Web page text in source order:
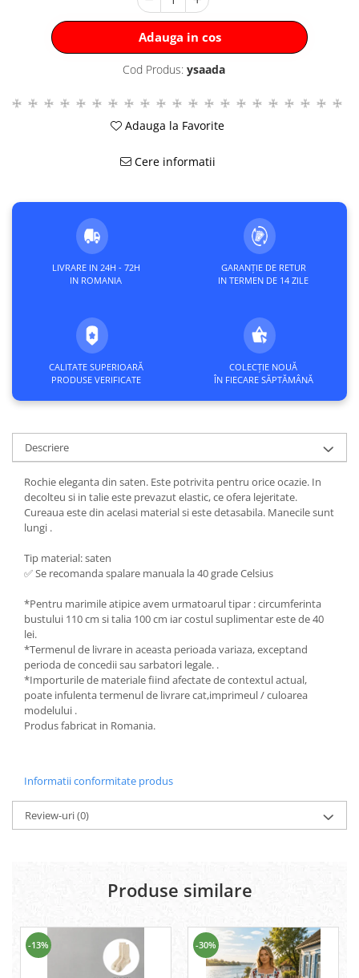
Adauga in cos
Cod Produs: ysaada
Adauga la Favorite
Cere informatii
LIVRARE IN 24H - 72H
IN ROMANIA
GARANȚIE DE RETUR
IN TERMEN DE 14 ZILE
CALITATE SUPERIOARĂ
PRODUSE VERIFICATE
COLECȚIE NOUĂ
ÎN FIECARE SĂPTĂMÂNĂ
Descriere
Rochie eleganta din saten. Este potrivita pentru orice ocazie. In
decolteu si in talie este prevazut elastic, ce ofera lejeritate.
Cureaua este din acelasi material si este detasabila. Manecile sunt
lungi .
Tip material: saten
✅ Se recomanda spalare manuala la 40 grade Celsius
*Pentru marimile atipice avem urmatoarul tipar : circumferinta
bustului 110 cm si talia 100 cm iar costul suplimentar este de 40
lei.
*Termenul de livrare in aceasta perioada variaza, exceptand
perioda de concedii sau sarbatori legale. .
*Importurile de materiale fiind afectate de contextul actual,
poate infulenta termenul de livrare cat,imprimeul / culoarea
modelului .
Produs fabricat in Romania.
Informatii conformitate produs
Review-uri(0)
Produse similare
-13% -30%